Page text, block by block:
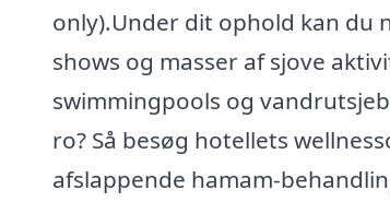
only).Under dit ophold kan du
shows og masser af sjove
swimmingpools og
ro? Så besøg hotellets
afslappende hamam-